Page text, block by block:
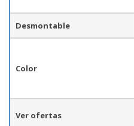
Desmontable
Color
Ver ofertas